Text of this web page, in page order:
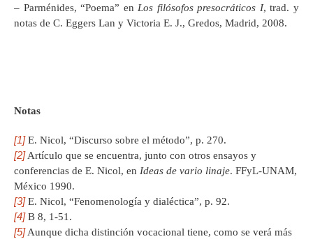
– Parménides, “Poema” enLos filósofos presocráticos I, trad. y
notas de C. Eggers Lan y Victoria E. J., Gredos, Madrid, 2008.
Notas
[1]E. Nicol, “Discurso sobre el método”, p. 270.
[2]Artículo que se encuentra, junto con otros ensayos y
conferencias de E. Nicol, en Ideas de vario linaje. FFyL-UNAM,
México 1990.
[3]E. Nicol, “Fenomenología y dialéctica”, p. 92.
[4]B 8, 1-51.
[5]Aunque dicha distinción vocacional tiene, como se verá más